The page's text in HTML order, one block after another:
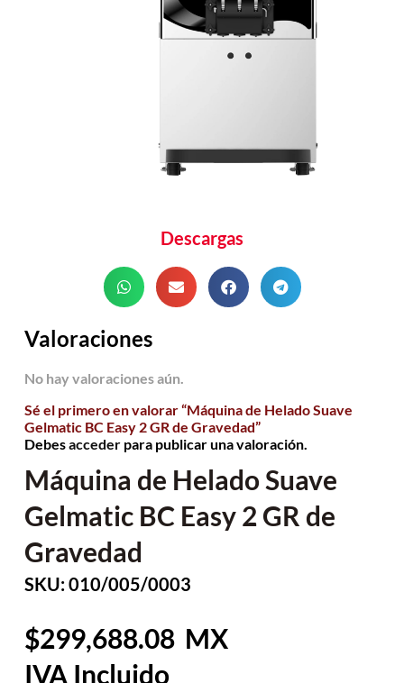
Descargas
Valoraciones
No hay valoraciones aún.
Sé el primero en valorar “Máquina de Helado Suave
Gelmatic BC Easy 2 GR de Gravedad”
Debesaccederpara publicar una valoración.
Máquina de Helado Suave
Gelmatic BC Easy 2 GR de
Gravedad
SKU: 010/005/0003
299,688.08